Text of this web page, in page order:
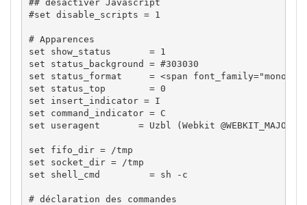
## desactiver Javascript
#set disable_scripts = 1
# Apparences
set show_status       = 1
set status_background = #303030
set status_format     = <span
set status_top        = 0
set insert_indicator = I
set command_indicator = C
set useragent       = Uzbl (Webkit
set fifo_dir = /tmp
set socket_dir = /tmp
set shell_cmd         = sh -c
# déclaration des commandes